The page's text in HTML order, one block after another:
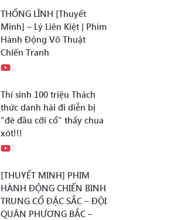
THỐNG LĨNH [Thuyết
Minh] – Lý Liên Kiệt | Phim
Hành Động Võ Thuật
Chiến Tranh
Thí sinh 100 triệu Thách
thức danh hài đi diễn bị
"đè đầu cỡi cổ" thấy chua
xót!!!
[THUYẾT MINH] PHIM
HÀNH ĐỘNG CHIẾN BINH
TRUNG CỔ ĐẶC SẮC – ĐỘI
QUÂN PHƯƠNG BẮC –